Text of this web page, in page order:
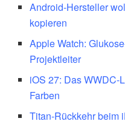
Android-Hersteller
kopieren
Apple Watch:
Projektleiter
iOS 27: Das WWDC-
Farben
Titan-Rückkehr beim